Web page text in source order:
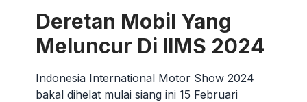
Deretan Mobil Yang
Meluncur Di IIMS 2024
Indonesia International Motor Show 2024
bakal dihelat mulai siang ini 15 Februari